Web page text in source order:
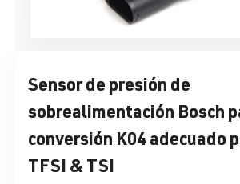
Sensor de presión de
sobrealimentación Bosch
conversión K04 adecuado
TFSI & TSI